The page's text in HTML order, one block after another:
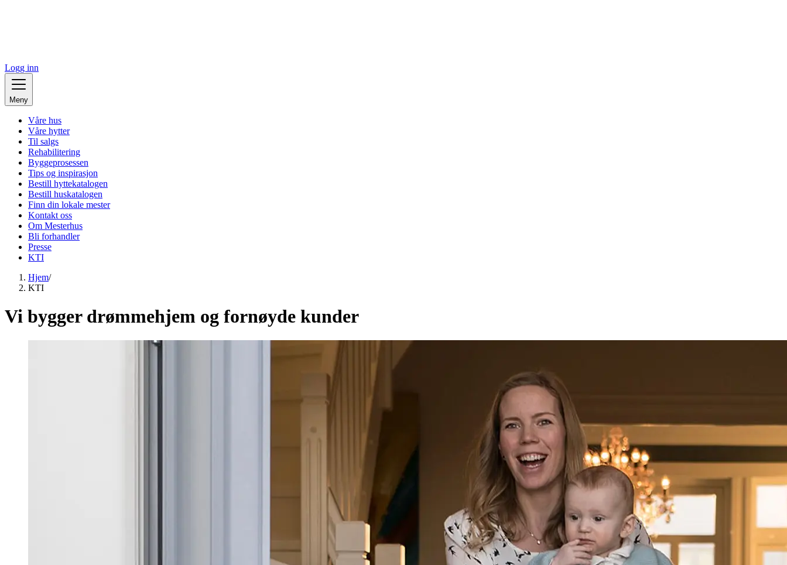
Logg inn
Meny
Våre hus
Våre hytter
Til salgs
Rehabilitering
Byggeprosessen
Tips og inspirasjon
Bestill hyttekatalogen
Bestill huskatalogen
Finn din lokale mester
Kontakt oss
Om Mesterhus
Bli forhandler
Presse
KTI
Hjem/
KTI
Vi bygger drømmehjem og fornøyde kunder